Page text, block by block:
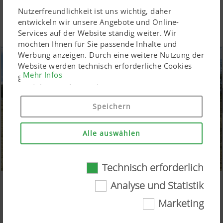
Nutzerfreundlichkeit ist uns wichtig, daher
entwickeln wir unsere Angebote und Online-
Services auf der Website ständig weiter. Wir
möchten Ihnen für Sie passende Inhalte und
Werbung anzeigen. Durch eine weitere Nutzung der
Website werden technisch erforderliche Cookies
gesetzt. Personenbezogene Google-Marketing-
Produkte werden Cookies nur eingesetzt, wenn Sie
Ihre Einwilligung erteilen ("Allem zustimmen"). Sie
können ebenso individuelle Einstellungen mittels
der angeführten Checkboxen treffen.
Technisch erforderlich
Gewisse Web-Technologien und Cookies tragen
Mehr Infos
Speichern
Alle auswählen
Technisch erforderlich
Analyse und Statistik
Marketing
TOP V 6520 C: Wendiger neuer Schwader
Mit innovativem Schwenkbock und bester